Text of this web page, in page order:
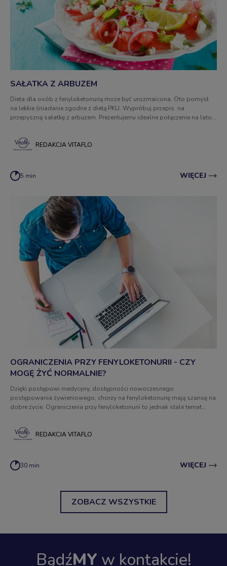
SAŁATKA Z ARBUZEM
Dieta dla osób z fenyloketonurią może być urozmaicona. Oto pomysł
na lekkie śniadanie zgodne z dietą PKU. Wypróbuj przepis na
przepyszną sałatkę z arbuzem. Prezentujemy idealne połączenie na lato -
REDAKCJA VITAFLO
5 min WIĘCEJ
OGRANICZENIA PRZY FENYLOKETONURII - CZY
MOGĘ ŻYĆ NORMALNIE?
Dzięki postępowi medycyny, dostępności nowoczesnego
postępowania żywieniowego, chorzy na fenyloketonurię mają szansę na
dobre życie. Ograniczenia przy fenyloketonurii to jednak stale temat
REDAKCJA VITAFLO
30 min WIĘCEJ
ZOBACZ WSZYSTKIE
BądźMY w kontakcie!